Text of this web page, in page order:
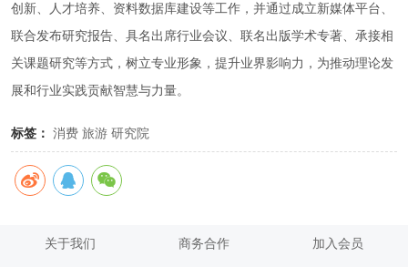
创新、人才培养、资料数据库建设等工作，并通过成立新媒体平台、
联合发布研究报告、具名出席行业会议、联名出版学术专著、承接相
关课题研究等方式，树立专业形象，提升业界影响力，为推动理论发
展和行业实践贡献智慧与力量。
标签： 消费 旅游 研究院
关于我们 商务合作 加入会员